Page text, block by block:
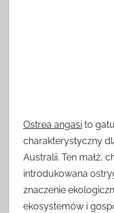
Ostrea angasi to
charakterystyczny
Australii. Ten małż,
introdukowana
znaczenie
ekosystemów i